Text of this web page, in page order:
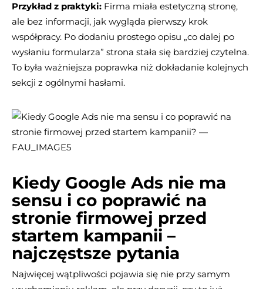
Przykład z praktyki: Firma miała estetyczną stronę,
ale bez informacji, jak wygląda pierwszy krok
współpracy. Po dodaniu prostego opisu „co dalej po
wysłaniu formularza” strona stała się bardziej czytelna.
To była ważniejsza poprawka niż dokładanie kolejnych
sekcji z ogólnymi hasłami.
Kiedy Google Ads nie ma
sensu i co poprawić na
stronie firmowej przed
startem kampanii –
najczęstsze pytania
Najwięcej wątpliwości pojawia się nie przy samym